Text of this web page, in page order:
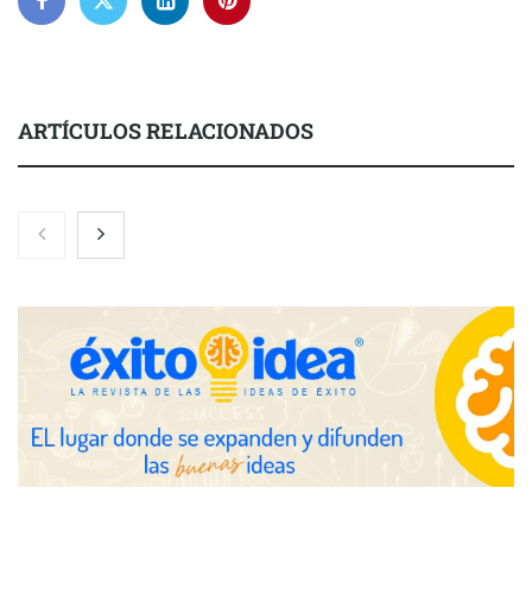
ARTÍCULOS RELACIONADOS
El nuevo mapa de zonas tensionadas abre nuevos frentes
legales para propietarios e inquilinos en Cataluña
La luz roja, el nuevo aftersun, actúa en la recuperación de la piel
después del sol
Eulalia Roig lanza ‘The Journal’, una revista digital mensual de
entrevistas y fotografía editorial